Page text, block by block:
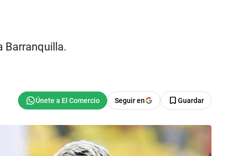
Barranquilla.
Seguir en Guardar